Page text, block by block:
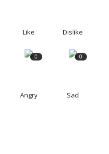
Like Dislike
0
Angry
0
Sad